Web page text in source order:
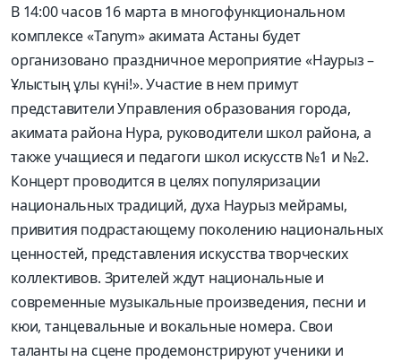
В 14:00 часов 16 марта в многофункциональном
комплексе «Tanym» акимата Астаны будет
организовано праздничное мероприятие «Наурыз –
Ұлыстың ұлы күні!». Участие в нем примут
представители Управления образования города,
акимата района Нура, руководители школ района, а
также учащиеся и педагоги школ искусств №1 и №2.
Концерт проводится в целях популяризации
национальных традиций, духа Наурыз мейрамы,
привития подрастающему поколению национальных
ценностей, представления искусства творческих
коллективов. Зрителей ждут национальные и
современные музыкальные произведения, песни и
кюи, танцевальные и вокальные номера. Свои
таланты на сцене продемонстрируют ученики и